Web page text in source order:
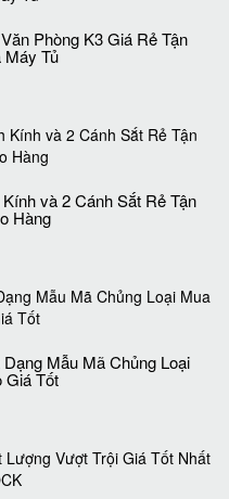
Phòng K3 Giá Rẻ Tận
Máy Tủ
và 2 Cánh Sắt Rẻ Tận
Hàng
Mẫu Mã Chủng Loại
Giá Tốt